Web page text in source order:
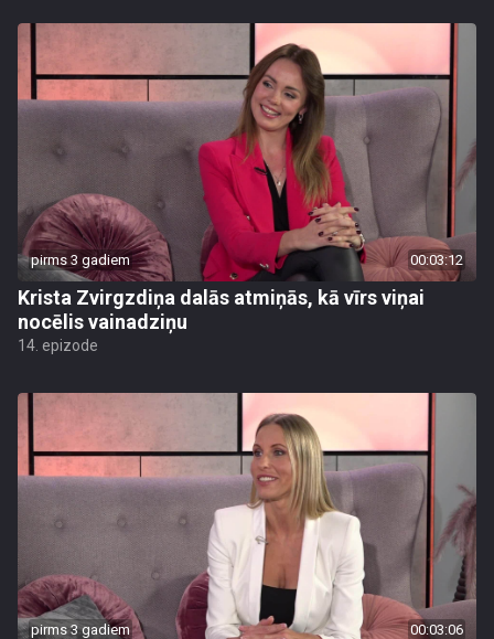
pirms 3 gadiem 00:03:12
Krista Zvirgzdiņa dalās atmiņās, kā vīrs viņai
nocēlis vainadziņu
14. epizode
pirms 3 gadiem 00:03:06